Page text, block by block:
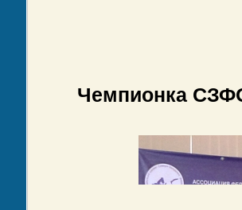
Чемпионка